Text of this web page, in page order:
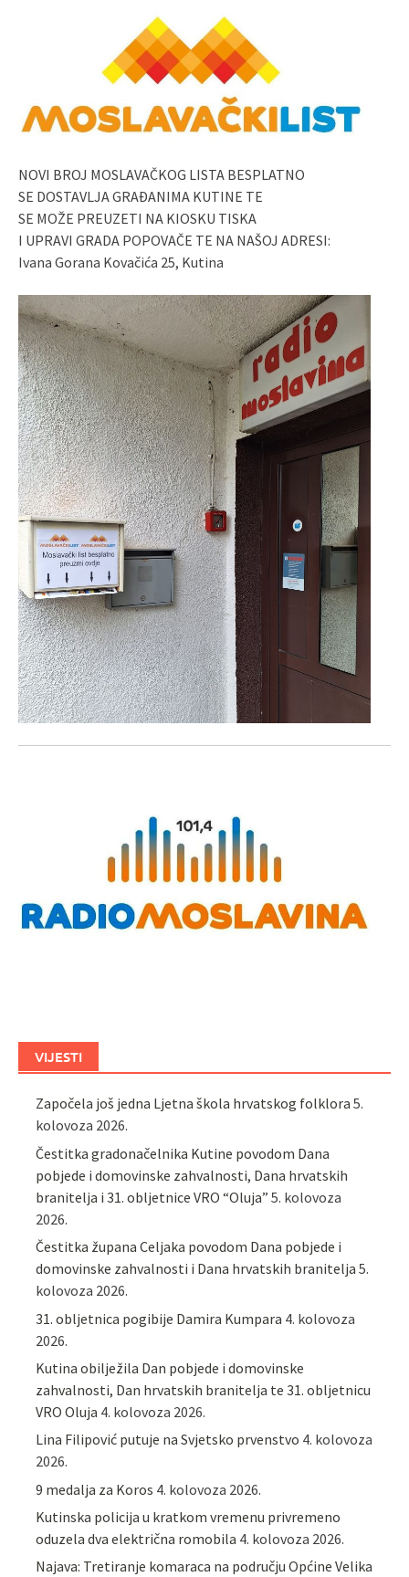
NOVI BROJ MOSLAVAČKOG LISTA BESPLATNO
SE DOSTAVLJA GRAĐANIMA KUTINE TE
SE MOŽE PREUZETI NA KIOSKU TISKA
I UPRAVI GRADA POPOVAČE TE NA NAŠOJ ADRESI:
Ivana Gorana Kovačića 25, Kutina
VIJESTI
Započela još jedna Ljetna škola hrvatskog folklora 5.
kolovoza 2026.
Čestitka gradonačelnika Kutine povodom Dana
pobjede i domovinske zahvalnosti, Dana hrvatskih
branitelja i 31. obljetnice VRO “Oluja” 5. kolovoza
2026.
Čestitka župana Celjaka povodom Dana pobjede i
domovinske zahvalnosti i Dana hrvatskih branitelja 5.
kolovoza 2026.
31. obljetnica pogibije Damira Kumpara 4. kolovoza
2026.
Kutina obilježila Dan pobjede i domovinske
zahvalnosti, Dan hrvatskih branitelja te 31. obljetnicu
VRO Oluja 4. kolovoza 2026.
Lina Filipović putuje na Svjetsko prvenstvo 4. kolovoza
2026.
9 medalja za Koros 4. kolovoza 2026.
Kutinska policija u kratkom vremenu privremeno
oduzela dva električna romobila 4. kolovoza 2026.
Najava: Tretiranje komaraca na području Općine Velika